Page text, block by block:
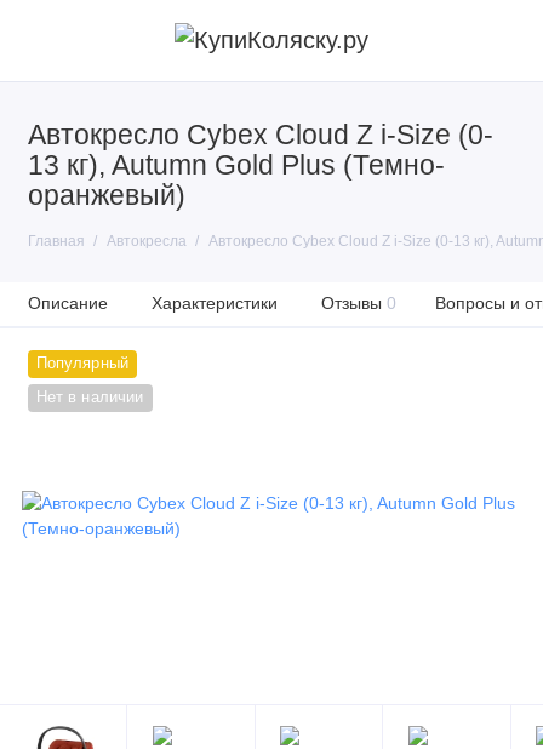
Автокресло Cybex Cloud Z i-Size (0-
13 кг), Autumn Gold Plus (Темно-
оранжевый)
Главная Автокресла Автокресло Cybex Cloud Z i-Size (0-13 кг),
Описание Характеристики Отзывы 0 Вопросы и
Популярный
Нет в наличии